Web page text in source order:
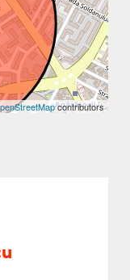
contributors